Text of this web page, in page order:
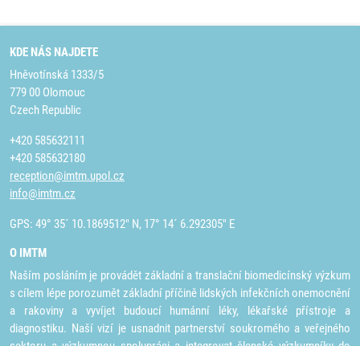
KDE NÁS NAJDETE
Hněvotínská 1333/5
779 00 Olomouc
Czech Republic
+420 585632111
+420 585632180
reception@imtm.upol.cz
info@imtm.cz
GPS: 49° 35´ 10.1869512" N, 17° 14´ 6.292305" E
O IMTM
Naším posláním je provádět základní a translační biomedicínský výzkum
s cílem lépe porozumět základní příčině lidských infekčních onemocnění
a rakoviny a vyvíjet budoucí humánní léky, lékařské přístroje a
diagnostiku. Naší vizí je usnadnit partnerství soukromého a veřejného